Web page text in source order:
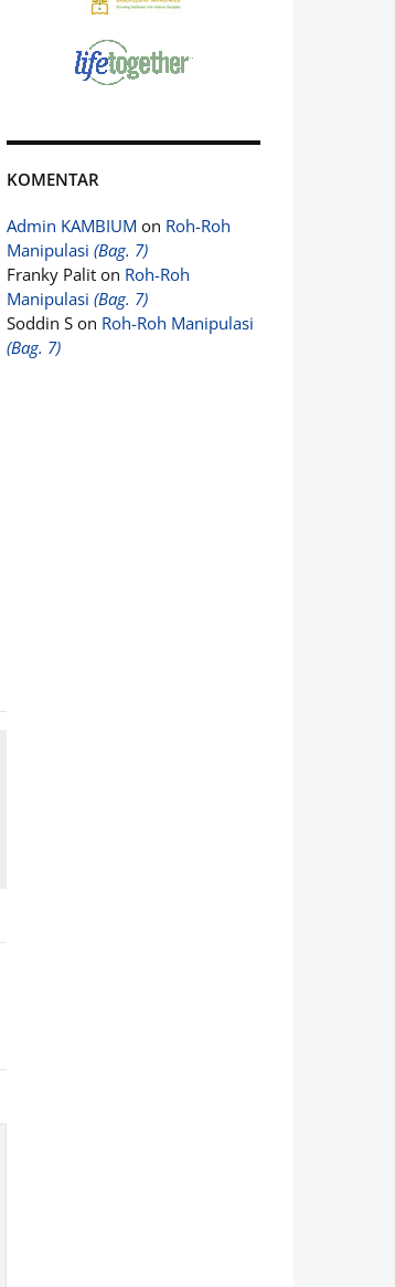
KOMENTAR
Admin KAMBIUM on Roh-Roh
Manipulasi (Bag. 7)
Franky Palit on Roh-Roh
Manipulasi (Bag. 7)
Soddin S on Roh-Roh Manipulasi
(Bag. 7)